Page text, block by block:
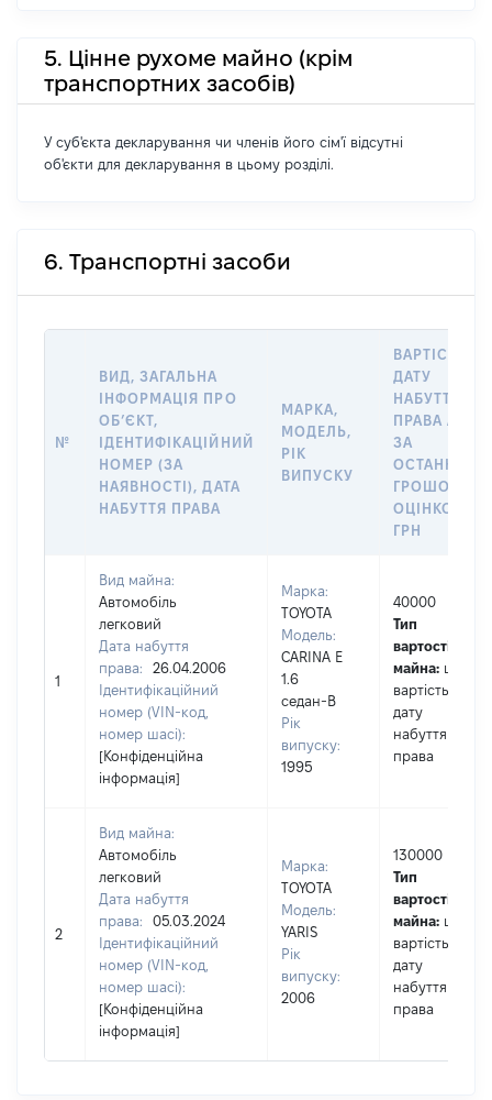
5. Цінне рухоме майно (крім
транспортних засобів)
У суб'єкта декларування чи членів його сім'ї відсутні
об'єкти для декларування в цьому розділі.
6. Транспортні засоби
№
ВИД, ЗАГАЛЬНА
ІНФОРМАЦІЯ ПРО
ОБʼЄКТ,
ІДЕНТИФІКАЦІЙНИЙ
НОМЕР (ЗА
НАЯВНОСТІ), ДАТА
НАБУТТЯ ПРАВА
МАРКА,
МОДЕЛЬ,
РІК
ВИПУСКУ
ВАРТІСТЬ НА
ДАТУ
НАБУТТЯ
ПРАВА АБО
ЗА
ГРОШОВОЮ
ОЦІНКОЮ,
ГРН
1
Вид майна:
Автомобіль
легковий
Дата набуття
права:
26.04.2006
Ідентифікаційний
номер (VIN-код,
номер шасі):
[Конфіденційна
інформація]
Марка:
TOYOTA
Модель:
CARINA E
1.6
седан-В
Рік
випуску:
1995
40000
Тип
вартості
майна: це
вартість на
дату
набуття
права
2
Вид майна:
Автомобіль
легковий
Дата набуття
права:
05.03.2024
Ідентифікаційний
номер (VIN-код,
номер шасі):
[Конфіденційна
інформація]
Марка:
TOYOTA
Модель:
YARIS
Рік
випуску:
2006
130000
Тип
вартості
майна: це
вартість на
дату
набуття
права